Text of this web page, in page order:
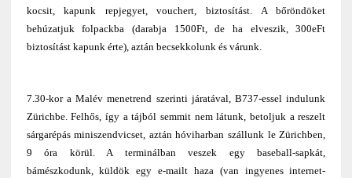
kocsit, kapunk repjegyet, vouchert, biztosítást. A bőröndöket
behúzatjuk folpackba (darabja 1500Ft, de ha elveszik, 300eFt
biztosítást kapunk érte), aztán becsekkolunk és várunk.
7.30-kor a Malév menetrend szerinti járatával, B737-essel indulunk
Zürichbe. Felhős, így a tájból semmit nem látunk, betoljuk a reszelt
sárgarépás miniszendvicset, aztán hóviharban szállunk le Zürichben,
9 óra körül. A terminálban veszek egy baseball-sapkát,
bámészkodunk, küldök egy e-mailt haza (van ingyenes internet-